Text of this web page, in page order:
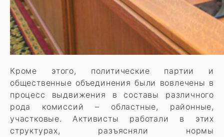
Кроме этого, политические партии и
общественные объединения были вовлечены в
процесс выдвижения в составы различного
рода комиссий – областные, районные,
участковые. Активисты работали в этих
структурах, разъясняли нормы